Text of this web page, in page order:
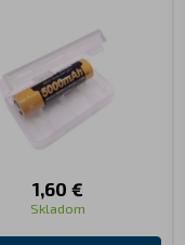
1,60 €
Skladom